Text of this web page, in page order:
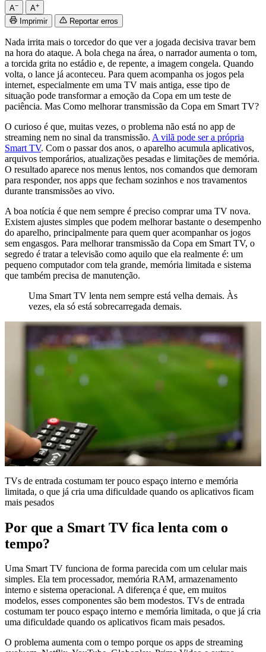
A− A+
Imprimir Reportar erros
Nada irrita mais o torcedor do que ver a jogada decisiva travar bem
na hora do ataque. A bola chega na área, o narrador aumenta o tom,
a torcida grita no estádio e, de repente, a imagem congela. Quando
volta, o lance já aconteceu. Para quem acompanha os jogos pela
internet, especialmente em uma TV mais antiga, esse tipo de
situação pode transformar a emoção da Copa em um teste de
paciência. Mas Como melhorar transmissão da Copa em Smart TV?
O curioso é que, muitas vezes, o problema não está no app de
streaming nem no sinal da transmissão. A vilã pode ser a própria
Smart TV. Com o passar dos anos, o aparelho acumula aplicativos,
arquivos temporários, atualizações pesadas e limitações de memória.
O resultado aparece nos menus lentos, nos comandos que demoram
para responder, nos apps que fecham sozinhos e nos travamentos
durante transmissões ao vivo.
A boa notícia é que nem sempre é preciso comprar uma TV nova.
Existem ajustes simples que podem melhorar bastante o desempenho
do aparelho, principalmente para quem quer acompanhar os jogos
sem engasgos. Para melhorar transmissão da Copa em Smart TV, o
segredo é tratar a televisão como aquilo que ela realmente é: um
pequeno computador com tela grande, memória limitada e sistema
que também precisa de manutenção.
Uma Smart TV lenta nem sempre está velha demais. Às
vezes, ela só está sobrecarregada demais.
TVs de entrada costumam ter pouco espaço interno e memória
limitada, o que já cria uma dificuldade quando os aplicativos ficam
mais pesados
Por que a Smart TV fica lenta com o
tempo?
Uma Smart TV funciona de forma parecida com um celular mais
simples. Ela tem processador, memória RAM, armazenamento
interno e sistema operacional. A diferença é que, em muitos
modelos, esses componentes são bem modestos. TVs de entrada
costumam ter pouco espaço interno e memória limitada, o que já cria
uma dificuldade quando os aplicativos ficam mais pesados.
O problema aumenta com o tempo porque os apps de streaming